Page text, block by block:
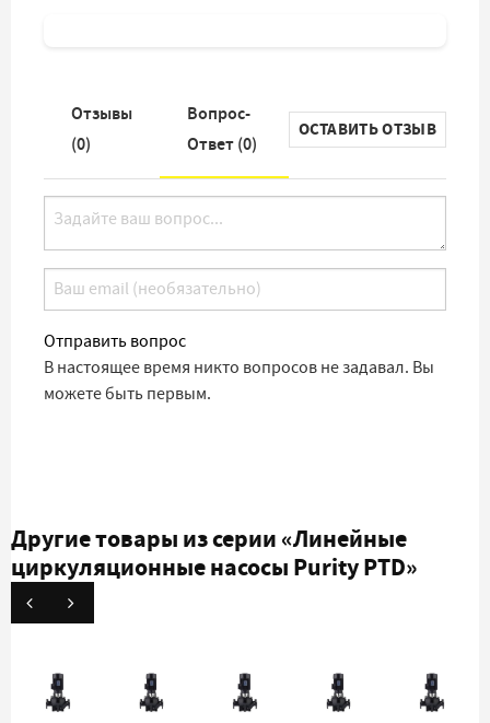
Отзывы
(0)
Вопрос-
Ответ (0)
ОСТАВИТЬ ОТЗЫВ
Отправить вопрос
В настоящее время никто вопросов не задавал. Вы
можете быть первым.
Другие товары из серии«Линейные
циркуляционные насосы Purity PTD»